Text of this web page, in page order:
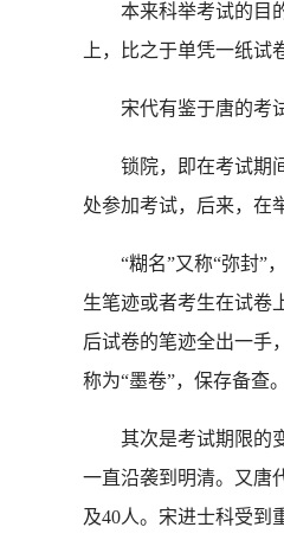
本来科举考试的目的
上，比之于单凭一纸
宋代有鉴于唐的考试
锁院，即在考试期间
处参加考试，后来，在
“糊名”又称“弥封”，
生笔迹或者考生在试卷
后试卷的笔迹全出一手
称为“墨卷”，保存备查。
其次是考试期限的变
一直沿袭到明清。又唐
及40人。宋进士科受到